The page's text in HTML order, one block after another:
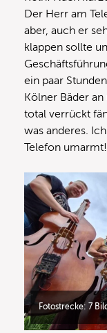
Der Herr am
aber, auch er
klappen sollte
ein paar
Kölner Bäder
total verrückt
was anderes.
Telefon umarmt!
Fotostrecke: 7